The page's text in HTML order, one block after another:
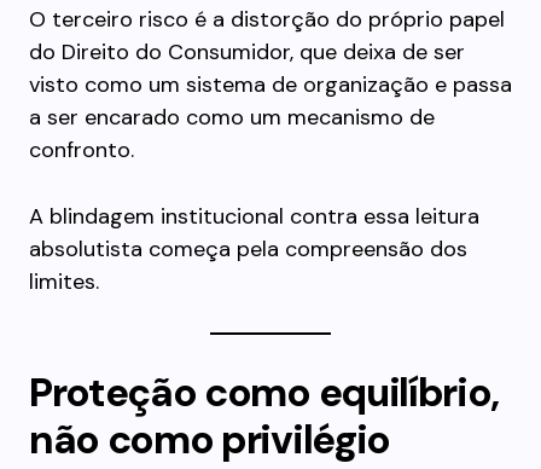
O terceiro risco é a distorção do próprio papel
do Direito do Consumidor, que deixa de ser
visto como um sistema de organização e passa
a ser encarado como um mecanismo de
confronto.
A blindagem institucional contra essa leitura
absolutista começa pela compreensão dos
limites.
Proteção como equilíbrio,
não como privilégio